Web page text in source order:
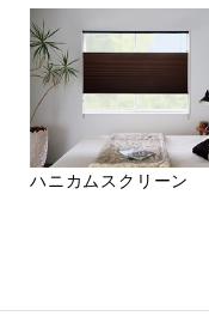
ハニカムスクリーン